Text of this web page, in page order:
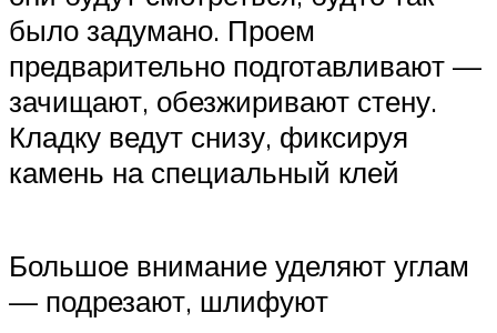
было задумано. Проем
предварительно подготавливают —
зачищают, обезжиривают стену.
Кладку ведут снизу, фиксируя
камень на специальный клей
Большое внимание уделяют углам
— подрезают, шлифуют